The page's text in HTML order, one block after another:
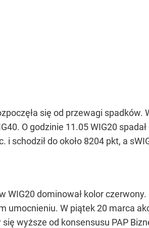
się od przewagi spadków.
O godzinie 11.05 WIG20
i schodził do około 8204 pkt, a
dominował kolor
umocnieniu. W piątek 20 marca
wyższe od konsensusu PAP